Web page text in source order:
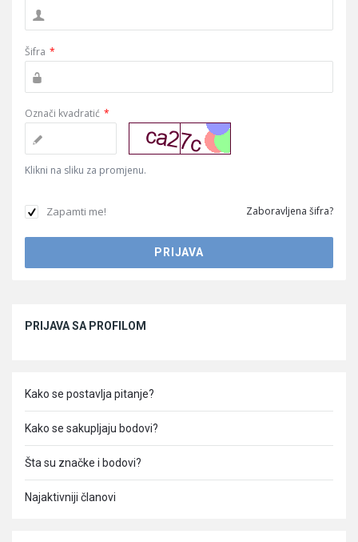
Šifra *
Označi kvadratić *
Klikni na sliku za promjenu.
Zapamti me! Zaboravljena šifra?
PRIJAVA SA PROFILOM
Kako se postavlja pitanje?
Kako se sakupljaju bodovi?
Šta su značke i bodovi?
Najaktivniji članovi